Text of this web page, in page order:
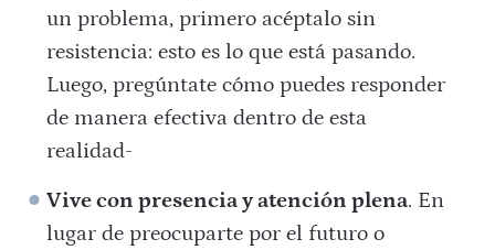
un problema, primero acéptalo sin
resistencia: esto es lo que está pasando.
Luego, pregúntate cómo puedes responder
de manera efectiva dentro de esta
realidad-
Vive con presencia y atención plena. En
lugar de preocuparte por el futuro o